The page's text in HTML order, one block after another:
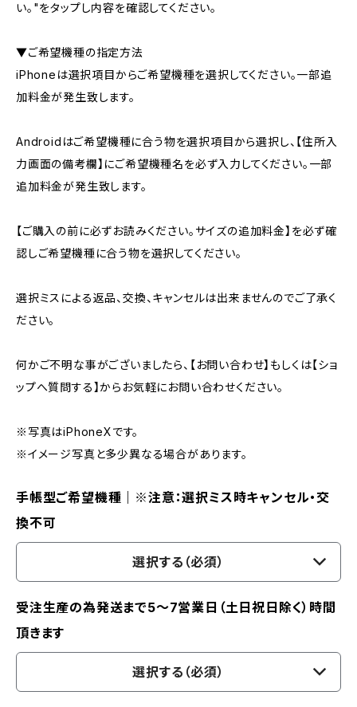
い。"をタップし内容を確認してください。
▼ご希望機種の指定方法
iPhoneは選択項目からご希望機種を選択してください。一部追
加料金が発生致します。
Androidはご希望機種に合う物を選択項目から選択し、【住所入
力画面の備考欄】にご希望機種名を必ず入力してください。一部
追加料金が発生致します。
【ご購入の前に必ずお読みください。サイズの追加料金】を必ず確
認しご希望機種に合う物を選択してください。
選択ミスによる返品、交換、キャンセルは出来ませんのでご了承く
ださい。
何かご不明な事がございましたら、【お問い合わせ】もしくは【ショ
ップへ質問する】からお気軽にお問い合わせください。
※写真はiPhoneXです。
※イメージ写真と多少異なる場合があります。
手帳型ご希望機種｜※注意：選択ミス時キャンセル・交
換不可
選択する（必須）
受注生産の為発送まで5～7営業日（土日祝日除く）時間
頂きます
選択する（必須）